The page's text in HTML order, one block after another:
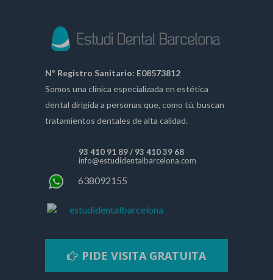
Nº Registro Sanitario: E08573812
Somos una clínica especializada en estética
dental dirigida a personas que, como tú, buscan
tratamientos dentales de alta calidad.
93 410 91 89/ 93 410 39 68
info@estudidentalbarcelona.com
638092155
estudidentalbarcelona
PIDE VISITA GRATUITA